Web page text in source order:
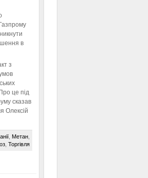
в
з
це під
сказав
Олексій
, Метан,
, Торгівля